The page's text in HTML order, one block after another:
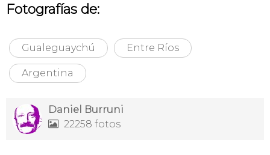
Fotografías de:
Gualeguaychú Entre Ríos
Argentina
Daniel Burruni
 22258 fotos